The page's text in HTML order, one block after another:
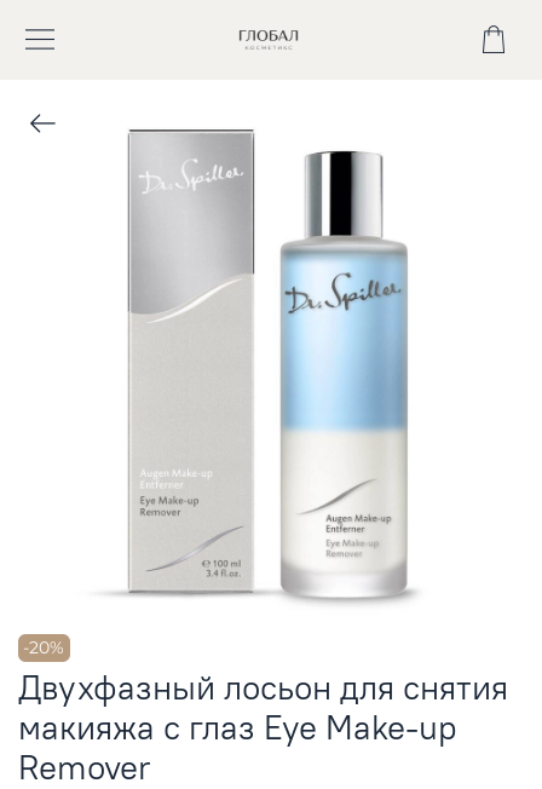
-20%
Двухфазный лосьон для снятия
макияжа с глаз Eye Make-up
Remover